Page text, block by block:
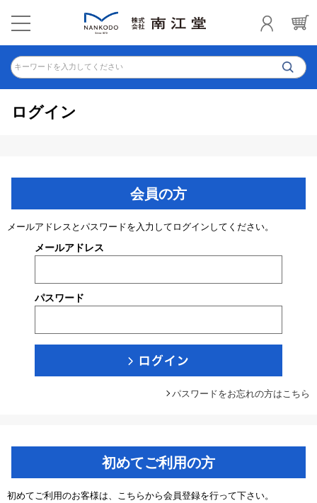
キーワードを入力してください
ログイン
会員の方
メールアドレスとパスワードを入力してログインしてください。
メールアドレス
パスワード
パスワードをお忘れの方はこちら
初めてご利用の方
初めてご利用のお客様は、こちらから会員登録を行って下さい。